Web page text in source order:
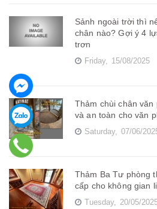
Sảnh ngoài trời thì
chân nào? Gợi ý 4
trơn
Friday, 15/08/2025
Thảm chùi chân văn
và an toàn cho văn
Saturday, 07/06/
Thảm Ba Tư phòng
cấp cho không gian
Tuesday, 20/05/